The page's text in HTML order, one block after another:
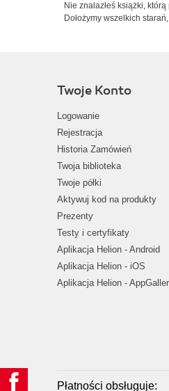
Nie znalazłeś książki,
Dołożymy wszelkich
Twoje Konto
Logowanie
Rejestracja
Historia Zamówień
Twoja biblioteka
Twoje półki
Aktywuj kod na produkty
Prezenty
Testy i certyfikaty
Aplikacja Helion - Android
Aplikacja Helion - iOS
Aplikacja Helion -
Płatności obsługuje: